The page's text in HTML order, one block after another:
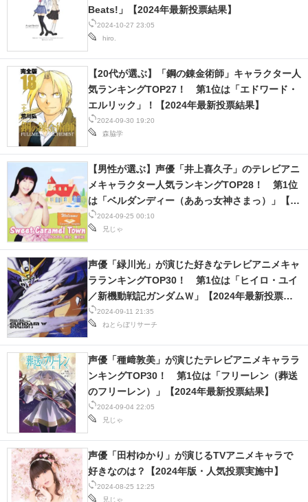
IT製品の技術・比較・事例
製造業のIT導入・活用を支援
モノづくり技術者専門サイト
エレクトロニクス専門サイト
電子設計の基本と応用
エネルギーの専門メディア
建設×テクノロジーの最前線
ちょっと気になるネットの話題
2024-10-27 23:05
hiro.
Beats!」【2024年最新投票結果】
2024-09-30 19:20
森脇学
【20代が選ぶ】「鋼の錬金術師」キャラクター人
気ランキングTOP27！ 第1位は「エドワード・
エルリック」！【2024年最新投票結果】
2024-09-25 00:10
兄じゃ
【男性が選ぶ】声優「井上喜久子」のテレビアニ
メキャラクター人気ランキングTOP28！ 第1位
は「ベルダンディー（ああっ女神さまっ）」【9
月25日は井上喜久子の誕生日】
2024-09-11 21:35
ねとらぼリサーチ
声優「緑川光」が演じた好きなテレビアニメキャ
ラランキングTOP30！ 第1位は「ヒイロ・ユイ
／新機動戦記ガンダムＷ」【2024年最新投票結
果】
2024-09-04 22:05
兄じゃ
声優「種﨑敦美」が演じたテレビアニメキャララ
ンキングTOP30！ 第1位は「フリーレン（葬送
のフリーレン）」【2024年最新投票結果】
2024-08-25 12:25
兄じゃ
声優「田村ゆかり」が演じるTVアニメキャラで
好きなのは？【2024年版・人気投票実施中】